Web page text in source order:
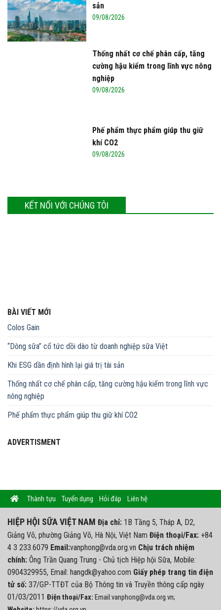
sản
09/08/2026
Thống nhất cơ chế phân cấp, tăng
cường hậu kiểm trong lĩnh vực nông
nghiệp
09/08/2026
Phế phẩm thực phẩm giúp thu giữ
khí CO2
09/08/2026
KẾT NỐI VỚI CHÚNG TÔI
BÀI VIẾT MỚI
Colos Gain
“Dòng sữa” cổ tức dồi dào từ doanh nghiệp sữa Việt
Khi ESG dần định hình lại giá trị tài sản
Thống nhất cơ chế phân cấp, tăng cường hậu kiểm trong lĩnh vực
nông nghiệp
Phế phẩm thực phẩm giúp thu giữ khí CO2
ADVERTISMENT
Thành tựu Tuyển dụng Hỏi đáp Liên hệ
HIỆP HỘI SỮA VIỆT NAM Địa chỉ: 1B Tầng 5, Tháp A, D2,
Giảng Võ, phường Giảng Võ, Hà Nội, Việt Nam Điện thoại/Fax: +84
4 3 233.6079 Email:vanphong@vda.org.vn Chịu trách nhiệm
chính: Ông Trần Quang Trung - Chủ tịch Hiệp hội Sữa, Mobile:
0904329955, Email: hangdk@yahoo.com Giấy phép trang tin điện
tử số: 37/GP-TTĐT của Bộ Thông tin và Truyền thông cấp ngày
01/03/2011 Điện thoại/Fax: Email:vanphong@vda.org.vn;